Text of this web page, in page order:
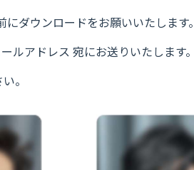
ダウンロードをお願いいたします。
ルアドレス 宛にお送りいたします。
。